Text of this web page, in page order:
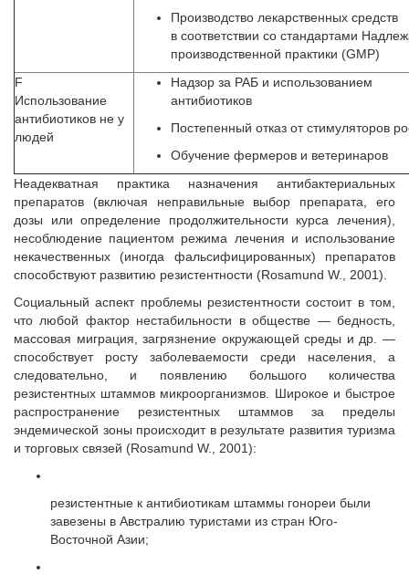
Производство лекарственных средств
в соответствии со стандартами
производственной практики (GMP)
F
Использование
антибиотиков не у
людей
Надзор за РАБ и использованием
антибиотиков
Постепенный отказ от стимуляторов
Обучение фермеров и ветеринаров
Неадекватная практика назначения антибактериальных
препаратов (включая неправильные выбор препарата, его
дозы или определение продолжительности курса лечения),
несоблюдение пациентом режима лечения и использование
некачественных (иногда фальсифицированных) препаратов
способствуют развитию резистентности (Rosamund W., 2001).
Социальный аспект проблемы резистентности состоит в том,
что любой фактор нестабильности в обществе — бедность,
массовая миграция, загрязнение окружающей среды и др. —
способствует росту заболеваемости среди населения, а
следовательно, и появлению большого количества
резистентных штаммов микроорганизмов. Широкое и быстрое
распространение резистентных штаммов за пределы
эндемической зоны происходит в результате развития туризма
и торговых связей (Rosamund W., 2001):
резистентные к антибиотикам штаммы гонореи были
завезены в Австралию туристами из стран Юго-
Восточной Азии;